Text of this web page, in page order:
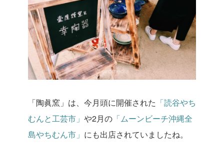
「陶眞窯」は、今月頭に開催された 「読谷やち
むんと工芸市」 や2月の 「ムーンビーチ沖縄全
島やちむん市」 にも出店されていましたね。